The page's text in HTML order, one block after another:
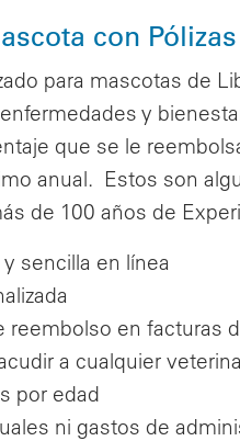
con
para mascotas de
y
que se le
anual. Estos son
de 100 años de
sencilla en línea
reembolso en facturas
a cualquier
por edad
ni gastos de